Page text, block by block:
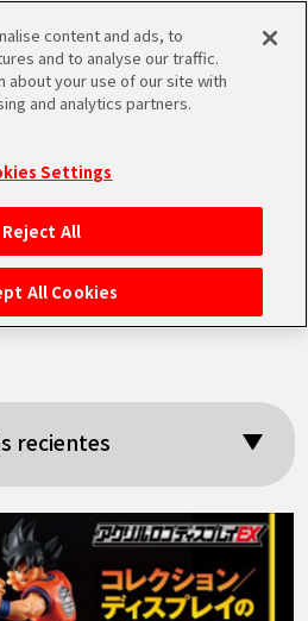
MEN
recientes
content and ads, to
and to analyse our traffic.
about your use of our site with
and analytics partners.
Settings
Reject All
All Cookies